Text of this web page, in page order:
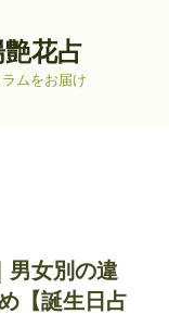
花占
ムをお届け
男女別の違
【誕生日占